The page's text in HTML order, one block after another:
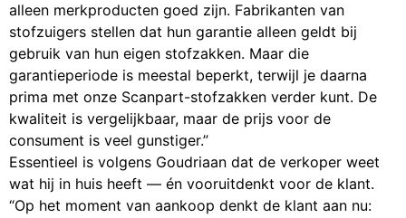
alleen merkproducten goed zijn. Fabrikanten van
stofzuigers stellen dat hun garantie alleen geldt bij
gebruik van hun eigen stofzakken. Maar die
garantieperiode is meestal beperkt, terwijl je daarna
prima met onze Scanpart-stofzakken verder kunt. De
kwaliteit is vergelijkbaar, maar de prijs voor de
consument is veel gunstiger.”
Essentieel is volgens Goudriaan dat de verkoper weet
wat hij in huis heeft — én vooruitdenkt voor de klant.
“Op het moment van aankoop denkt de klant aan nu: